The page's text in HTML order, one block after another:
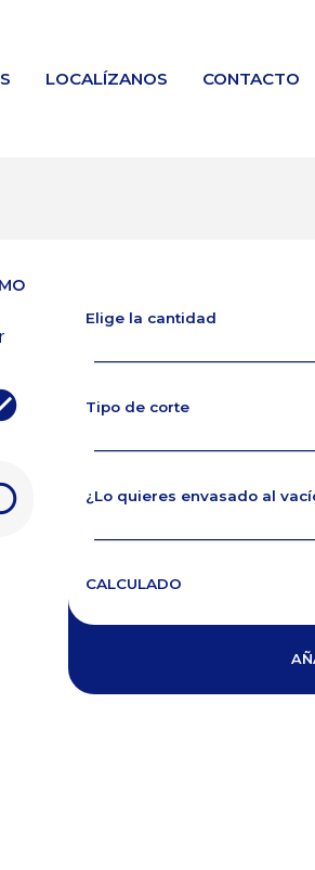
LOCALÍZANOS CONTACTO
Elige la cantidad
Tipo de corte
¿Lo quieres envasado al
CALCULADO